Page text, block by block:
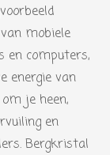
mobiele
en computers,
energie van
je heen,
en
Bergkristal